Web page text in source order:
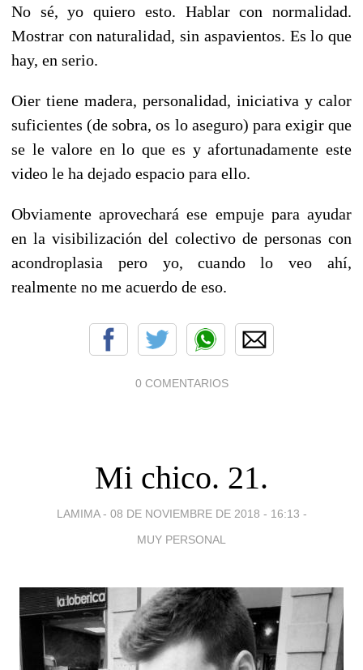
No sé, yo quiero esto. Hablar con normalidad.
Mostrar con naturalidad, sin aspavientos. Es lo que
hay, en serio.
Oier tiene madera, personalidad, iniciativa y calor
suficientes (de sobra, os lo aseguro) para exigir que
se le valore en lo que es y afortunadamente este
video le ha dejado espacio para ello.
Obviamente aprovechará ese empuje para ayudar
en la visibilización del colectivo de personas con
acondroplasia pero yo, cuando lo veo ahí,
realmente no me acuerdo de eso.
0 COMENTARIOS
Mi chico. 21.
LAMIMA - 08 DE NOVIEMBRE DE 2018 - 16:13 -
MUY PERSONAL